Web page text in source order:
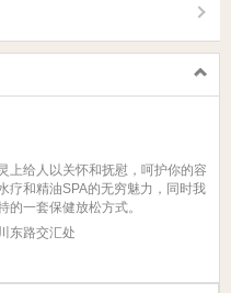
上给人以关怀和抚慰，呵护你的容
疗和精油SPA的无穷魅力，同时我
的一套保健放松方式。
东路交汇处